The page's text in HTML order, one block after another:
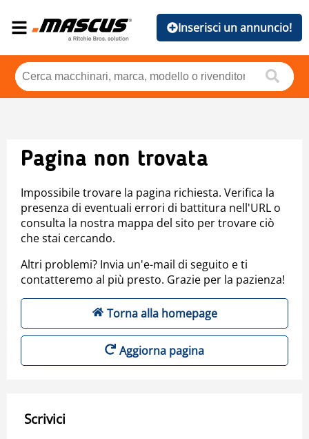
Inserisci un annuncio!
Pagina non trovata
Impossibile trovare la pagina richiesta. Verifica la
presenza di eventuali errori di battitura nell'URL o
consulta la nostra mappa del sito per trovare ciò
che stai cercando.
Altri problemi? Invia un'e-mail di seguito e ti
contatteremo al più presto. Grazie per la pazienza!
Torna alla homepage
Aggiorna pagina
Scrivici